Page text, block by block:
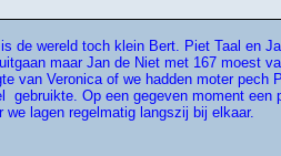
de wereld toch klein Bert. Piet Taal en
maar Jan de Niet met 167 moest
van Veronica of we hadden moter
gebruikte. Op een gegeven moment
we lagen regelmatig langszij bij elkaar.